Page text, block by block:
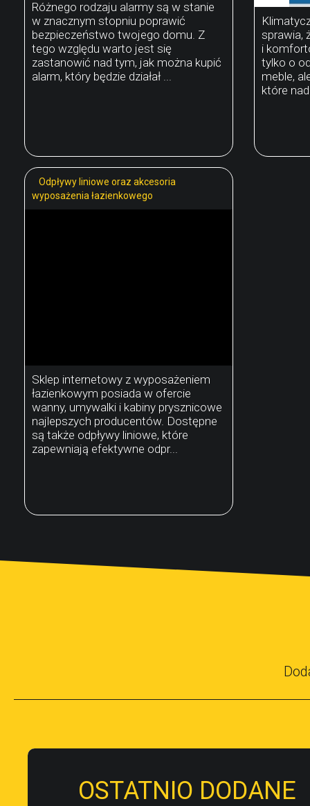
Różnego rodzaju alarmy są w stanie
w znacznym stopniu poprawić
bezpieczeństwo twojego domu. Z
tego względu warto jest się
zastanowić nad tym, jak można kupić
alarm, który będzie działał ...
sprawia,
i
tylko o
meble,
które
Odpływy liniowe oraz akcesoria
wyposażenia łazienkowego
Sklep internetowy z wyposażeniem
łazienkowym posiada w ofercie
wanny, umywalki i kabiny prysznicowe
najlepszych producentów. Dostępne
są także odpływy liniowe, które
zapewniają efektywne odpr...
OSTATNIO DODANE